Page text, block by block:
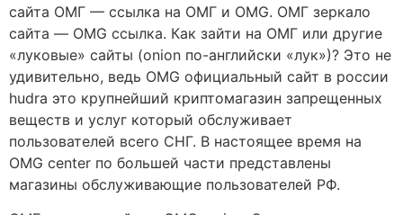
сайта ОМГ — ссылка на ОМГ и OMG. ОМГ зеркало
сайта — OMG ссылка. Как зайти на ОМГ или другие
«луковые» сайты (onion по-английски «лук»)? Это не
удивительно, ведь OMG официальный сайт в россии
hudra это крупнейший криптомагазин запрещенных
веществ и услуг который обслуживает
пользователей всего СНГ. В настоящее время на
OMG center по большей части представлены
магазины обслуживающие пользователей РФ.